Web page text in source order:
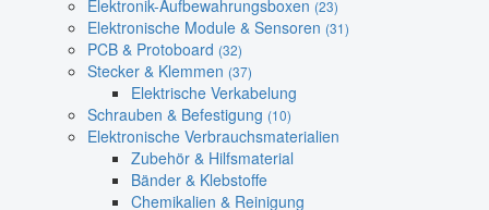
Elektronik-Aufbewahrungsboxen (23)
Elektronische Module & Sensoren (31)
PCB & Protoboard (32)
Stecker & Klemmen (37)
Elektrische Verkabelung
Schrauben & Befestigung (10)
Elektronische Verbrauchsmaterialien
Zubehör & Hilfsmaterial
Bänder & Klebstoffe
Chemikalien & Reinigung